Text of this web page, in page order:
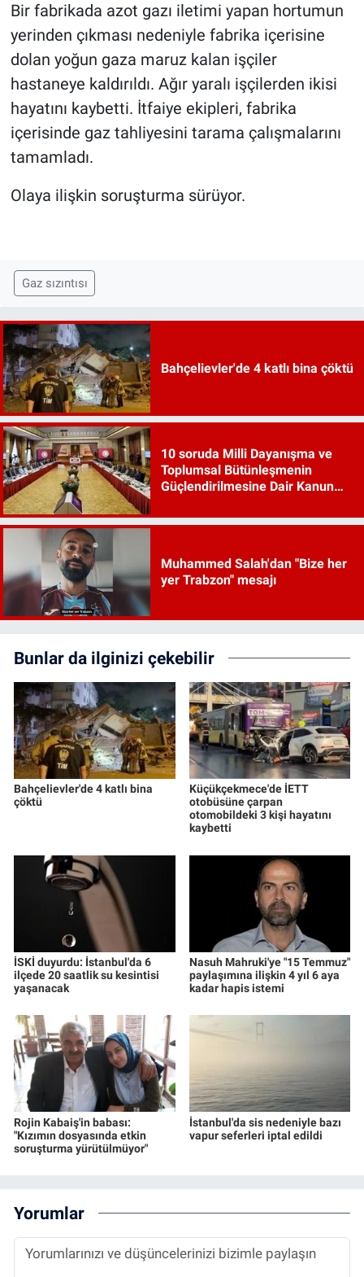
Bir fabrikada azot gazı iletimi yapan hortumun
yerinden çıkması nedeniyle fabrika içerisine
dolan yoğun gaza maruz kalan işçiler
hastaneye kaldırıldı. Ağır yaralı işçilerden ikisi
hayatını kaybetti. İtfaiye ekipleri, fabrika
içerisinde gaz tahliyesini tarama çalışmalarını
tamamladı.
Olaya ilişkin soruşturma sürüyor.
Gaz sızıntısı
Bahçelievler'de 4 katlı bina çöktü
10 soruda Milli Dayanışma ve
Toplumsal Bütünleşmenin
Güçlendirilmesine Dair Kanun
Muhammed Salah'dan "Bize her
yer Trabzon" mesajı
Bunlar da ilginizi çekebilir
Bahçelievler'de 4 katlı bina
çöktü
Küçükçekmece'de İETT
otobüsüne çarpan
otomobildeki 3 kişi hayatını
kaybetti
İSKİ duyurdu: İstanbul'da 6
ilçede 20 saatlik su kesintisi
yaşanacak
Nasuh Mahruki'ye "15 Temmuz"
paylaşımına ilişkin 4 yıl 6 aya
kadar hapis istemi
Rojin Kabaiş'in babası:
"Kızımın dosyasında etkin
soruşturma yürütülmüyor"
İstanbul'da sis nedeniyle bazı
vapur seferleri iptal edildi
Yorumlar